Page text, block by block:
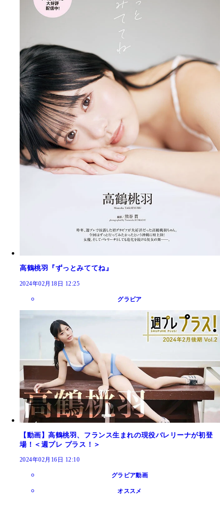
高鶴桃羽『ずっとみててね』
2024年02月18日 12:25
グラビア
【動画】高鶴桃羽、フランス生まれの現役バレリーナが初登
場！＜週プレ プラス！＞
2024年02月16日 12:10
グラビア動画
オススメ